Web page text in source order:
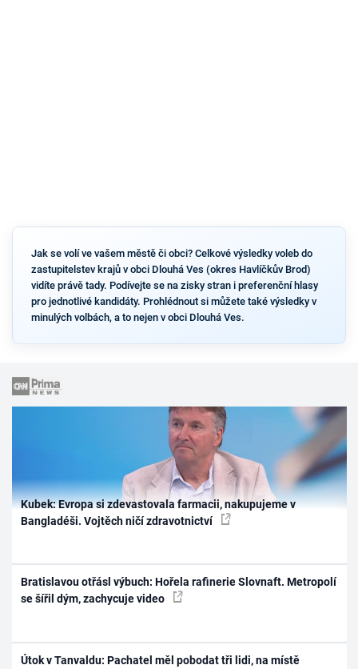
Jak se volí ve vašem městě či obci? Celkové výsledky voleb do
zastupitelstev krajů v obci Dlouhá Ves (okres Havlíčkův Brod)
vidíte právě tady. Podívejte se na zisky stran i preferenční hlasy
pro jednotlivé kandidáty. Prohlédnout si můžete také výsledky v
minulých volbách, a to nejen v obci Dlouhá Ves.
Kubek: Evropa si zdevastovala farmacii, nakupujeme v
Bangladéši. Vojtěch ničí zdravotnictví
Bratislavou otřásl výbuch: Hořela rafinerie Slovnaft. Metropolí
se šířil dým, zachycuje video
Útok v Tanvaldu: Pachatel měl pobodat tři lidi, na místě